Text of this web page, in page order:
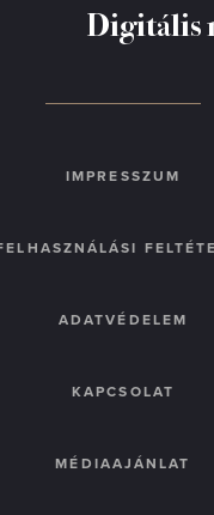
Digitális
IMPRESSZUM
ADATVÉDELEM
KAPCSOLAT
MÉDIAAJÁNLAT